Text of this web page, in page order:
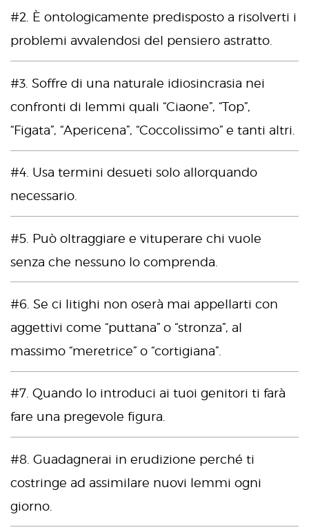
#2. È ontologicamente predisposto a risolverti i
problemi avvalendosi del pensiero astratto.
#3. Soffre di una naturale idiosincrasia nei
confronti di lemmi quali “Ciaone”, “Top”,
“Figata”, “Apericena”, “Coccolissimo” e tanti altri.
#4. Usa termini desueti solo allorquando
necessario.
#5. Può oltraggiare e vituperare chi vuole
senza che nessuno lo comprenda.
#6. Se ci litighi non oserà mai appellarti con
aggettivi come “puttana” o “stronza”, al
massimo “meretrice” o “cortigiana”.
#7. Quando lo introduci ai tuoi genitori ti farà
fare una pregevole figura.
#8. Guadagnerai in erudizione perché ti
costringe ad assimilare nuovi lemmi ogni
giorno.